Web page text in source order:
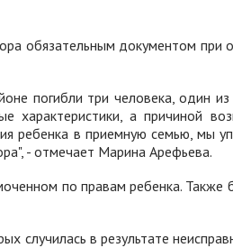
обязательным документом при
погибли три человека, один
а причиной
ребенка в приемную семью, мы
- отмечает Марина Арефьева.
по правам ребенка. Также
случилась в результате